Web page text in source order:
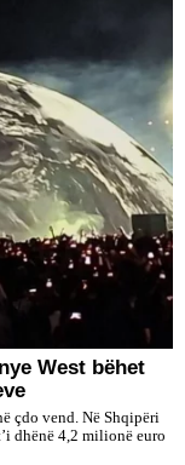
West bëhet
çdo vend. Në Shqipëri
dhënë 4,2 milionë euro